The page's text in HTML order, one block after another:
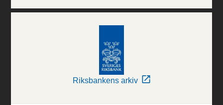
Riksbankens arkiv